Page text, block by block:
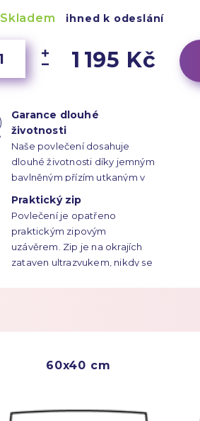
Skladem ihned k odeslání
1 195 Kč
Garance dlouhé
životnosti
Naše povlečení dosahuje
dlouhé životnosti díky jemným
bavlněným přízím utkaným v
plátnové vazbě s hustotou 150
nití na palec čtvereční.
Praktický zip
Povlečení je opatřeno
praktickým zipovým
uzávěrem. Zip je na okrajích
zataven ultrazvukem, nikdy se
60x40 cm